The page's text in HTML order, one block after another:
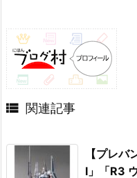
 関連記事
【プレ
I」「R3